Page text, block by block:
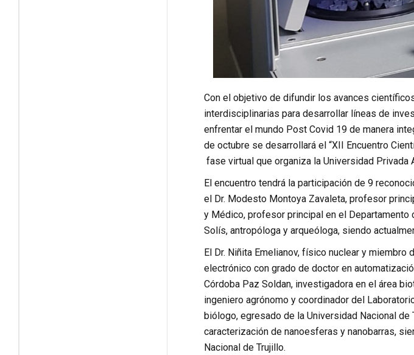
Con el objetivo de difundir los avances
interdisciplinarias para desarrollar líneas de
enfrentar el mundo Post Covid 19 de manera
de octubre se desarrollará el “XII Encuentro
fase virtual que organiza la Universidad Privada
El encuentro tendrá la participación de 9
el Dr. Modesto Montoya Zavaleta, profesor
y Médico, profesor principal en el Departamento
Solís, antropóloga y arqueóloga, siendo
El Dr. Niñita Emelianov, físico nuclear y miembro
electrónico con grado de doctor en
Córdoba Paz Soldan, investigadora en el área
ingeniero agrónomo y coordinador del
biólogo, egresado de la Universidad Nacional
caracterización de nanoesferas y nanobarras,
Nacional de Trujillo.